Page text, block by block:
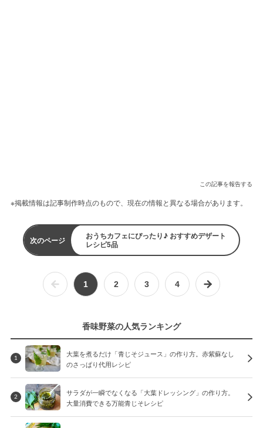
この記事を報告する
※掲載情報は記事制作時点のもので、現在の情報と異なる場合があります。
次のページ
おうちカフェにぴったり♪ おすすめデザート
レシピ5品
1 2 3 4
香味野菜の人気ランキング
1
大葉を煮るだけ「青じそジュース」の作り方。赤紫蘇なし
のさっぱり代用レシピ
2
サラダが一瞬でなくなる「大葉ドレッシング」の作り方。
大量消費できる万能青じそレシピ